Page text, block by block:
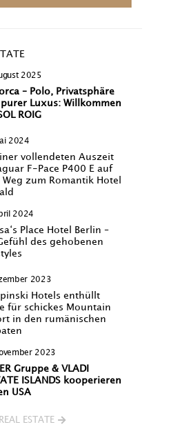
2025
– Polo, Privatsphäre
Luxus: Willkommen
ROIG
2024
vollendeten Auszeit
F-Pace P400 E auf
Weg zum Romantik Hotel
2024
Place Hotel Berlin –
des gehobenen
2023
Hotels enthüllt
für schickes Mountain
in den rumänischen
2023
Gruppe & VLADI
ISLANDS kooperieren
USA
ESTATE